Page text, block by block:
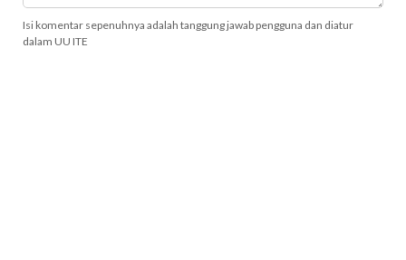
Isi komentar sepenuhnya adalah tanggung jawab pengguna dan diatur
dalam UU ITE